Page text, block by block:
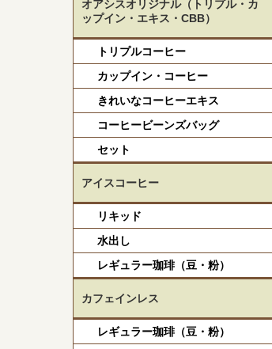
オアシスオリジナル（トリプル・カ
ップイン・エキス・CBB）
トリプルコーヒー
カップイン・コーヒー
きれいなコーヒーエキス
コーヒービーンズバッグ
セット
アイスコーヒー
リキッド
水出し
レギュラー珈琲（豆・粉）
カフェインレス
レギュラー珈琲（豆・粉）